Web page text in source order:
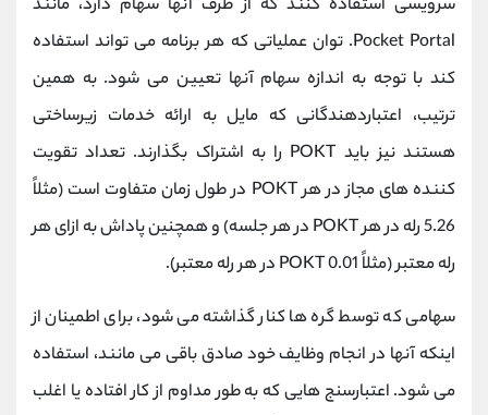
سرویسی استفاده کنند که از طرف آنها سهام دارد، مانند
Pocket Portal. توان عملیاتی که هر برنامه می تواند استفاده
کند با توجه به اندازه سهام آنها تعیین می شود. به همین
ترتیب، اعتباردهندگانی که مایل به ارائه خدمات زیرساختی
هستند نیز باید POKT را به اشتراک بگذارند. تعداد تقویت
کننده های مجاز در هر POKT در طول زمان متفاوت است (مثلاً
5.26 رله در هر POKT در هر جلسه) و همچنین پاداش به ازای هر
رله معتبر (مثلاً 0.01 POKT در هر رله معتبر).
سهامی که توسط گره ها کنار گذاشته می شود، برای اطمینان از
اینکه آنها در انجام وظایف خود صادق باقی می مانند، استفاده
می شود. اعتبارسنج هایی که به طور مداوم از کار افتاده یا اغلب